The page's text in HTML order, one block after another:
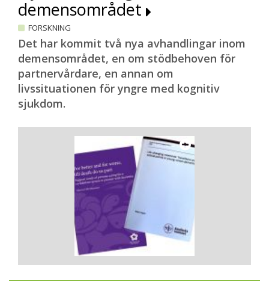
demensområdet
FORSKNING
Det har kommit två nya avhandlingar inom
demensområdet, en om stödbehoven för
partnervårdare, en annan om
livssituationen för yngre med kognitiv
sjukdom.